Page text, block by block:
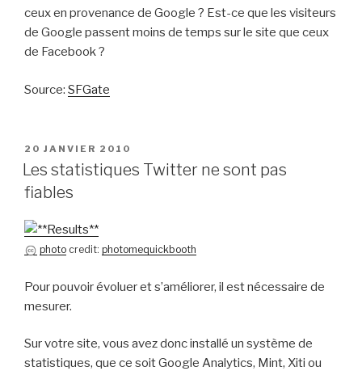
ceux en provenance de Google ? Est-ce que les visiteurs
de Google passent moins de temps sur le site que ceux
de Facebook ?
Source: SFGate
PUBLIÉ
LE
20 JANVIER 2010
Les statistiques Twitter ne sont pas
fiables
photo credit: photomequickbooth
Pour pouvoir évoluer et s’améliorer, il est nécessaire de
mesurer.
Sur votre site, vous avez donc installé un système de
statistiques, que ce soit Google Analytics, Mint, Xiti ou